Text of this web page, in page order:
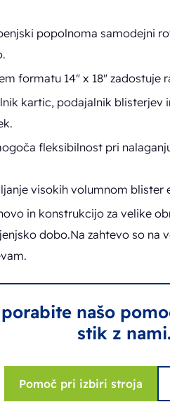
popolnoma samodejni
formatu 14" x 18" zadostuje
kartic, podajalnik blisterjev
fleksibilnost pri
visokih volumnom blister
in konstrukcijo za velike
dobo.Na zahtevo so
našo
stik z nami.
Pomoč pri izbiri stroja